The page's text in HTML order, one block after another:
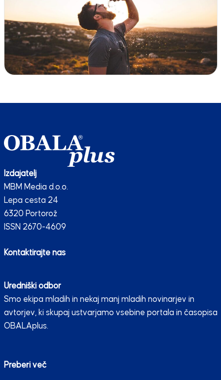
Izdajatelj
MBM Media d.o.o.
Lepa cesta 24
6320 Portorož
ISSN 2670-4609
Kontaktirajte nas
Uredniški odbor
Smo ekipa mladih in nekaj manj mladih novinarjev in
avtorjev, ki skupaj ustvarjamo vsebine portala in časopisa
OBALAplus.
Preberi več